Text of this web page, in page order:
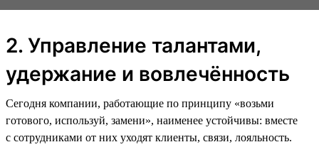
2. Управление талантами,
удержание и вовлечённость
Сегодня компании, работающие по принципу «возьми
готового, используй, замени», наименее устойчивы: вместе
с сотрудниками от них уходят клиенты, связи, лояльность.